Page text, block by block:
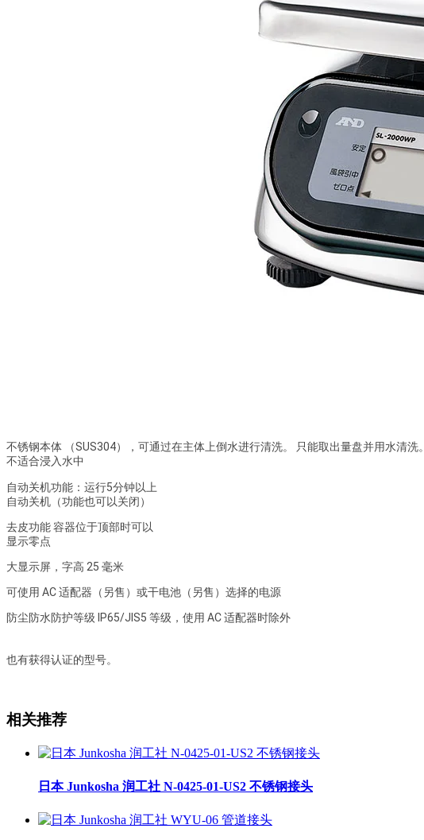
不锈钢本体 （SUS304），可通过在主体上倒水进行清洗。 只能取出量盘并用水清洗。
不适合浸入水中
自动关机功能：运行5分钟以上
自动关机（功能也可以关闭）
去皮功能 容器位于顶部时可以
显示零点
大显示屏，字高 25 毫米
可使用 AC 适配器（另售）或干电池（另售）选择的电源
防尘防水防护等级 IP65/JIS5 等级，使用 AC 适配器时除外
也有获得认证的型号。
相关推荐
日本 Junkosha 润工社 N-0425-01-US2 不锈钢接头